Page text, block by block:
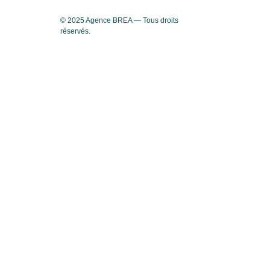
© 2025 Agence BREA — Tous droits
réservés.